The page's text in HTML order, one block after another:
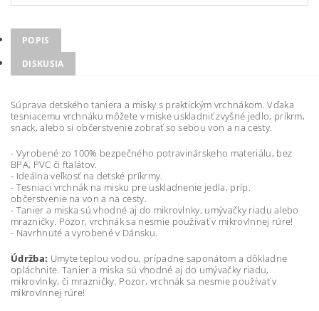
POPIS
DISKUSIA
Súprava detského taniera a misky s praktickým vrchnákom. Vďaka
tesniacemu vrchnáku môžete v miske uskladniť zvyšné jedlo, príkrm,
snack, alebo si občerstvenie zobrať so sebou von a na cesty.
- Vyrobené zo 100% bezpečného potravinárskeho materiálu, bez
BPA, PVC či ftalátov.
- Ideálna veľkosť na detské príkrmy.
- Tesniaci vrchnák na misku pre uskladnenie jedla, príp.
občerstvenie na von a na cesty.
- Tanier a miska sú vhodné aj do mikrovlnky, umývačky riadu alebo
mrazničky. Pozor, vrchnák sa nesmie používať v mikrovlnnej rúre!
- Navrhnuté a vyrobené v Dánsku.
Údržba: Umyte teplou vodou, prípadne saponátom a dôkladne
opláchnite. Tanier a miska sú vhodné aj do umývačky riadu,
mikrovlnky, či mrazničky. Pozor, vrchnák sa nesmie používať v
mikrovlnnej rúre!